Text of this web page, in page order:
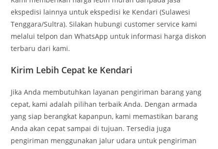
ekspedisi lainnya untuk ekspedisi ke Kendari (Sulawesi
Tenggara/Sultra). Silakan hubungi customer service kami
melalui telpon dan WhatsApp untuk informasi harga diskon
terbaru dari kami.
Kirim Lebih Cepat ke Kendari
Jika Anda membutuhkan layanan pengiriman barang yang
cepat, kami adalah pilihan terbaik Anda. Dengan armada
yang siap berangkat kapanpun, kami memastikan barang
Anda akan cepat sampai di tujuan. Tersedia juga
pengiriman menggunakan jalur udara untuk pengiriman